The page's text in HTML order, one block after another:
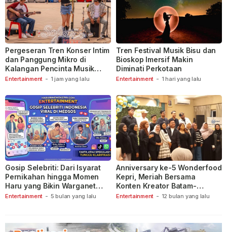
Entertainment - 1 jam yang lalu
Pergeseran Tren Konser Intim
dan Panggung Mikro di
Kalangan Pencinta Musik
Indonesia
Entertainment - 1 hari yang lalu
Tren Festival Musik Bisu dan
Bioskop Imersif Makin
Diminati Perkotaan
Entertainment - 5 bulan yang lalu
Gosip Selebriti: Dari Isyarat
Pernikahan hingga Momen
Haru yang Bikin Warganet
Berspekulasi
Entertainment - 12 bulan yang lalu
Anniversary ke-5 Wonderfood
Kepri, Meriah Bersama
Konten Kreator Batam-
Tanjungpinang